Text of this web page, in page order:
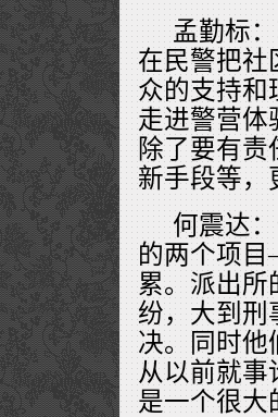
孟勤标
在民警把社
众的支持和
走进警营体
除了要有
新手段等，
何震达
的两个项
累。派出所
纷，大到刑
决。同时他
从以前就事
是一个很大